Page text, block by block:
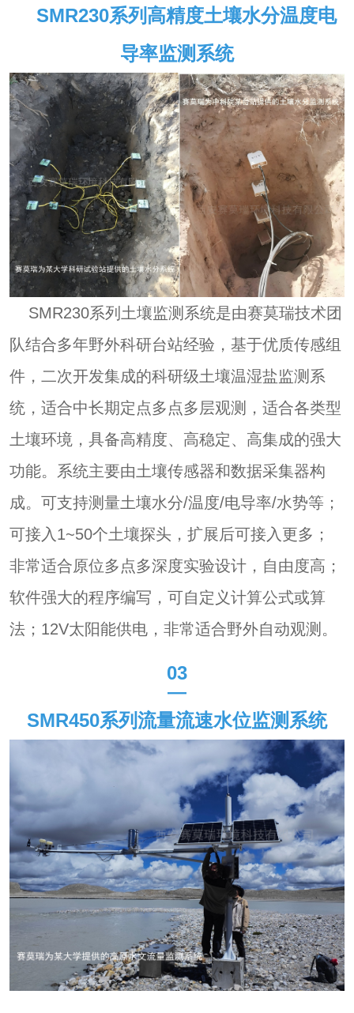
SMR230系列高精度土壤水分温度电
导率监测系统
SMR230系列土壤监测系统是由赛莫瑞技术团
队结合多年野外科研台站经验，基于优质传感组
件，二次开发集成的科研级土壤温湿盐监测系
统，适合中长期定点多点多层观测，适合各类型
土壤环境，具备高精度、高稳定、高集成的强大
功能。系统主要由土壤传感器和数据采集器构
成。可支持测量土壤水分/温度/电导率/水势等；
可接入1~50个土壤探头，扩展后可接入更多；
非常适合原位多点多深度实验设计，自由度高；
软件强大的程序编写，可自定义计算公式或算
法；12V太阳能供电，非常适合野外自动观测。
03
—
SMR450系列流量流速水位监测系统